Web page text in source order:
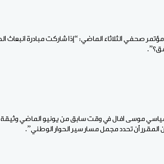
صحفي الثلاثاء الماضي: “إذا شاركت مبادرة انبعاث
موسى افال في وقت سابق من يونيو الماضي وثيقة
المقرر أن تحدد مجمل مسار سير الحوار الوطني”.